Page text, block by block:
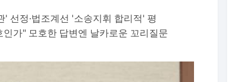
선정·법조계선 '소송지휘 합리적' 평
가" 모호한 답변엔 날카로운 꼬리질문